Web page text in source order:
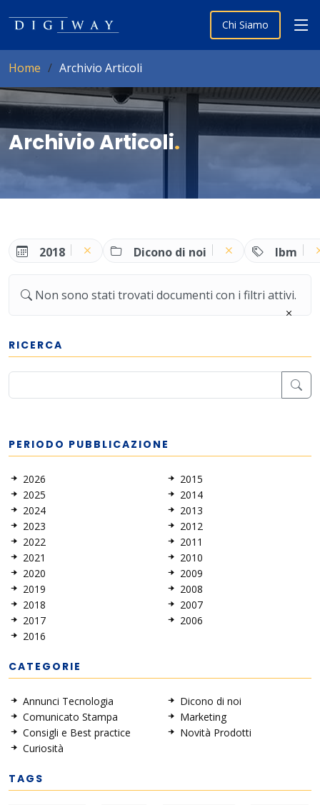
Chi Siamo
Home Archivio Articoli
Archivio Articoli.
2018 Dicono di noi Ibm
Non sono stati trovati documenti con i filtri attivi.
RICERCA
PERIODO PUBBLICAZIONE
2026
2025
2024
2023
2022
2021
2020
2019
2018
2017
2016
2015
2014
2013
2012
2011
2010
2009
2008
2007
2006
CATEGORIE
Annunci Tecnologia
Comunicato Stampa
Consigli e Best practice
Curiosità
Dicono di noi
Marketing
Novità Prodotti
TAGS